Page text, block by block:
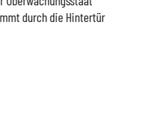
durch die Hintertür